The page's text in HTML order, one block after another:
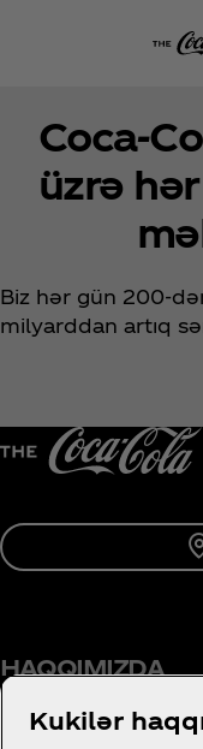
üzrə
Biz hər gün 200-
milyarddan artıq
HAQQIMIZDA
Kukilər